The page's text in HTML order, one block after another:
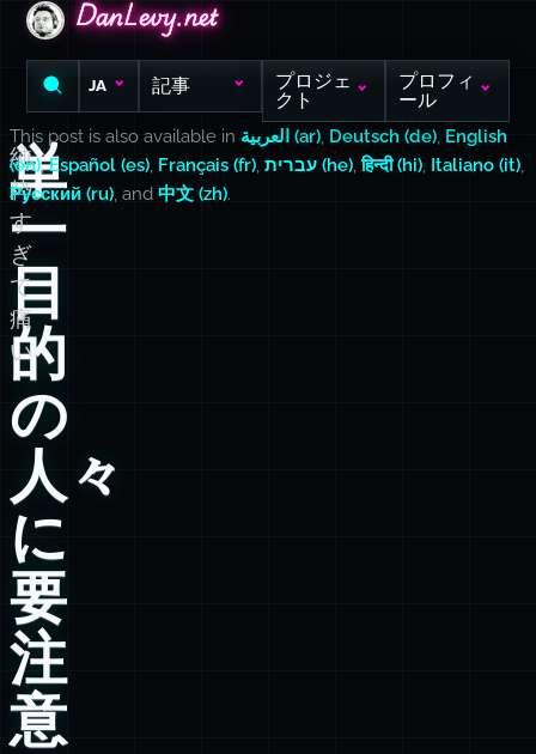
DanLevy.net
DanLevy.net
DanLevy.net
JA 記事
プロジェ
クト
プロフィ
ール
単
一
目
的
の
人々
に
要
注
意
純
粋
す
ぎ
て
痛
い
This post is also available in العربية (ar), Deutsch (de), English
(en),Español (es), Français (fr), עברית (he),हिन्दी (hi), Italiano (it),
Русский (ru), and 中文 (zh).